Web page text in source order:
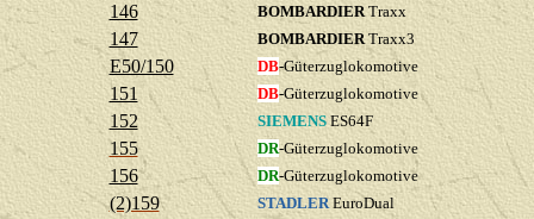
146 BOMBARDIERTraxx
147 BOMBARDIERTraxx3
E50/150 DB-Güterzuglokomotive
151 DB-Güterzuglokomotive
152 SIEMENSES64F
155 DR-Güterzuglokomotive
156 DR-Güterzuglokomotive
(2)159 STADLEREuroDual